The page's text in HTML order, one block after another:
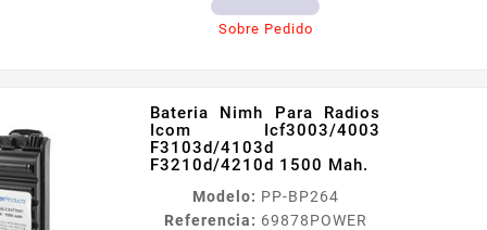
con...
Icf33g/s/t Icf43g/s/t Icf43tr
ICF43GST ICF43TR ICF14S
ICF24S ICF3021ST
ICF4021ST ICF3161ST e
ICF4161ST ¡Incluye garantía
de un año
Sobre Pedido
Bateria Nimh Para Radios
Icom Icf3003/4003
F3103d/4103d
F3210d/4210d 1500 Mah.
Modelo: PP-BP264
Referencia: 69878POWER